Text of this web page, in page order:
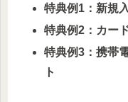
特典例1：新規
特典例2：カー
特典例3：携帯
ト